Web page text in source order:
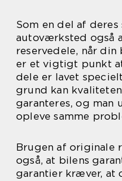
Som en del af
autoværksted også
reservedele, når din
er et vigtigt punkt
dele er lavet
grund kan
garanteres, og man
opleve samme
Brugen af originale
også, at bilens
garantier kræver, at